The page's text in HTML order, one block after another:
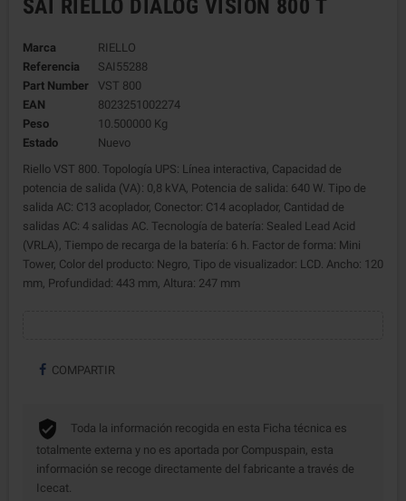
SAI RIELLO DIALOG VISION 800 T
Marca
RIELLO
Referencia
SAI55288
Part Number
VST 800
EAN
8023251002274
Peso
10.500000 Kg
Estado
Nuevo
Riello VST 800. Topología UPS: Línea interactiva, Capacidad de
potencia de salida (VA): 0,8 kVA, Potencia de salida: 640 W. Tipo de
salida AC: C13 acoplador, Conector: C14 acoplador, Cantidad de
salidas AC: 4 salidas AC. Tecnología de batería: Sealed Lead Acid
(VRLA), Tiempo de recarga de la batería: 6 h. Factor de forma: Mini
Tower, Color del producto: Negro, Tipo de visualizador: LCD. Ancho: 120
mm, Profundidad: 443 mm, Altura: 247 mm
COMPARTIR
Toda la información recogida en esta Ficha técnica es
totalmente externa y no es aportada por Compuspain, esta
información se recoge directamente del fabricante a través de
Icecat.